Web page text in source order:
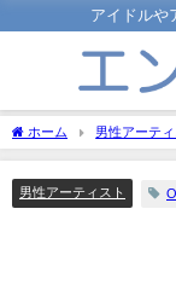
アイドルや
ホーム 男性アーティ
泣ける曲や海外で人気の曲
男性アーティスト